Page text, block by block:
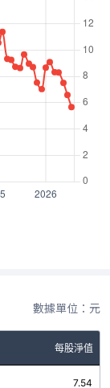
數據單位：元
每股淨值
7.54